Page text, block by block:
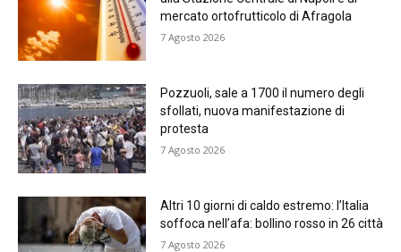
mercato ortofrutticolo di Afragola
7 Agosto 2026
Pozzuoli, sale a 1700 il numero degli
sfollati, nuova manifestazione di
protesta
7 Agosto 2026
Altri 10 giorni di caldo estremo: l’Italia
soffoca nell’afa: bollino rosso in 26 città
7 Agosto 2026